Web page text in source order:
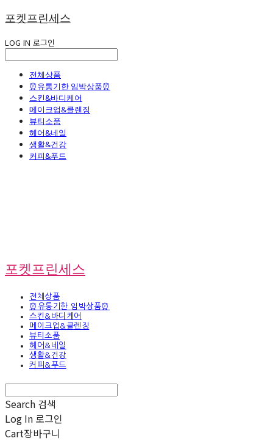
포켓프린세스
LOG IN 로그인
전체상품
⏰유통기한 임박상품⏰
스킨&바디케어
메이크업&클렌징
뷰티소품
헤어&네일
생활&건강
커피&푸드
포켓프린세스
전체상품
⏰유통기한 임박상품⏰
스킨&바디케어
메이크업&클렌징
뷰티소품
헤어&네일
생활&건강
커피&푸드
Search 검색
Log In 로그인
Cart장바구니